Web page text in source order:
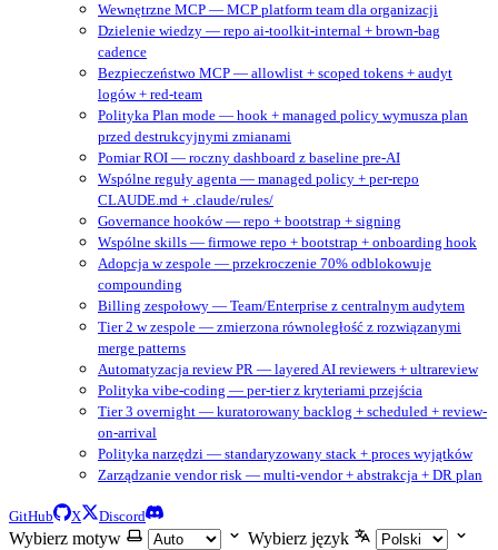
Wewnętrzne MCP — MCP platform team dla organizacji
Dzielenie wiedzy — repo ai-toolkit-internal + brown-bag
cadence
Bezpieczeństwo MCP — allowlist + scoped tokens + audyt
logów + red-team
Polityka Plan mode — hook + managed policy wymusza plan
przed destrukcyjnymi zmianami
Pomiar ROI — roczny dashboard z baseline pre-AI
Wspólne reguły agenta — managed policy + per-repo
CLAUDE.md + .claude/rules/
Governance hooków — repo + bootstrap + signing
Wspólne skills — firmowe repo + bootstrap + onboarding hook
Adopcja w zespole — przekroczenie 70% odblokowuje
compounding
Billing zespołowy — Team/Enterprise z centralnym audytem
Tier 2 w zespole — zmierzona równoległość z rozwiązanymi
merge patterns
Automatyzacja review PR — layered AI reviewers + ultrareview
Polityka vibe-coding — per-tier z kryteriami przejścia
Tier 3 overnight — kuratorowany backlog + scheduled + review-
on-arrival
Polityka narzędzi — standaryzowany stack + proces wyjątków
Zarządzanie vendor risk — multi-vendor + abstrakcja + DR plan
GitHub X Discord
Wybierz motyw Wybierz język